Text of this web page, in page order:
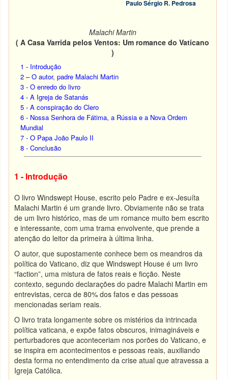
Paulo Sérgio R. Pedrosa
Malachi Martin
( A Casa Varrida pelos Ventos: Um romance do Vaticano
)
1 - Introdução
2 – O autor, padre Malachi Martin
3 - O enredo do livro
4 - A Igreja de Satanás
5 - A conspiração do Clero
6 - Nossa Senhora de Fátima, a Rússia e a Nova Ordem
Mundial
7 - O Papa João Paulo II
8 - Conclusão
1 - Introdução
O livro Windswept House, escrito pelo Padre e ex-Jesuíta
Malachi Martin é um grande livro. Obviamente não se trata
de um livro histórico, mas de um romance muito bem escrito
e interessante, com uma trama envolvente, que prende a
atenção do leitor da primeira à última linha.
O autor, que supostamente conhece bem os meandros da
política do Vaticano, diz que Windswept House é um livro
“faction”, uma mistura de fatos reais e ficção. Neste
contexto, segundo declarações do padre Malachi Martin em
entrevistas, cerca de 80% dos fatos e das pessoas
mencionadas seriam reais.
O livro trata longamente sobre os mistérios da intrincada
política vaticana, e expõe fatos obscuros, inimagináveis e
perturbadores que aconteceriam nos porões do Vaticano, e
se inspira em acontecimentos e pessoas reais, auxiliando
desta forma no entendimento da crise atual que atravessa a
Igreja Católica.